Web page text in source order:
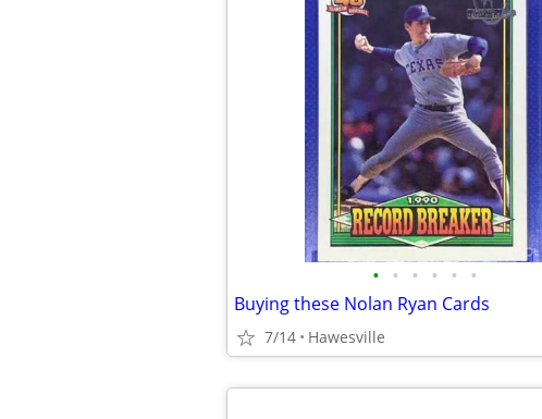
• • • • • •
Buying these Nolan Ryan Cards
7/14 Hawesville